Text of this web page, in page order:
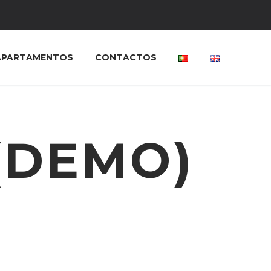
CONTACTOS